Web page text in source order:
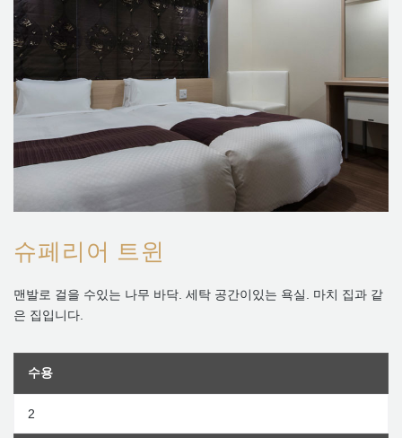
슈페리어 트윈
맨발로 걸을 수있는 나무 바닥. 세탁 공간이있는 욕실. 마치 집과 같
은 집입니다.
수용
2